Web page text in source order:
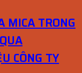
MICA TRONG
CÔNG TY